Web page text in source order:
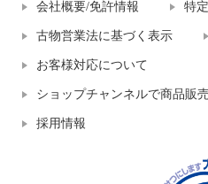
会社概要/免許情報 特
古物営業法に基づく表示
お客様対応について
ショップチャンネルで商品販
採用情報